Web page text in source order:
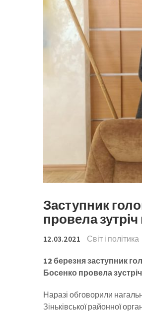
Заступник
провела зутріч
12.03.2021 Світ і політика
12 березня заступник
Босенко провела
Наразі обговорили
Зіньківської районної